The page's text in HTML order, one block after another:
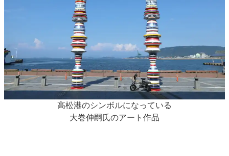
高松港のシンボルになっている
大巻伸嗣氏のアート作品